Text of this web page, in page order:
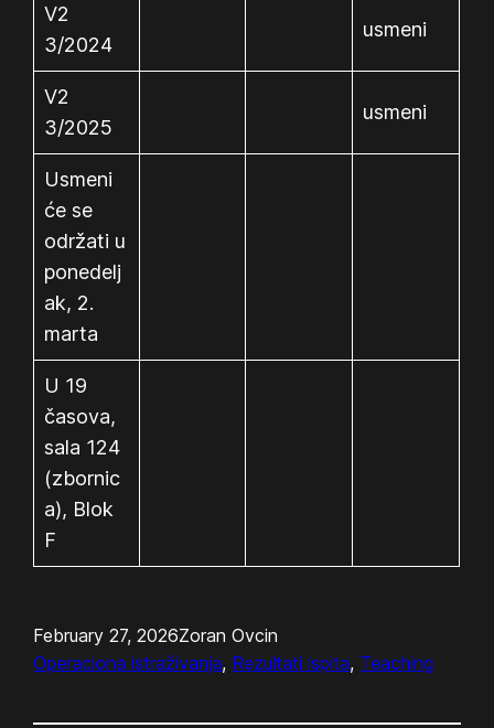
V2
3/2024
usmeni
V2
3/2025
usmeni
Usmeni
će se
održati u
ponedelj
ak, 2.
marta
U 19
časova,
sala 124
(zbornic
a), Blok
F
February 27, 2026Zoran Ovcin
Operaciona istraživanja, Rezultati ispita, Teaching